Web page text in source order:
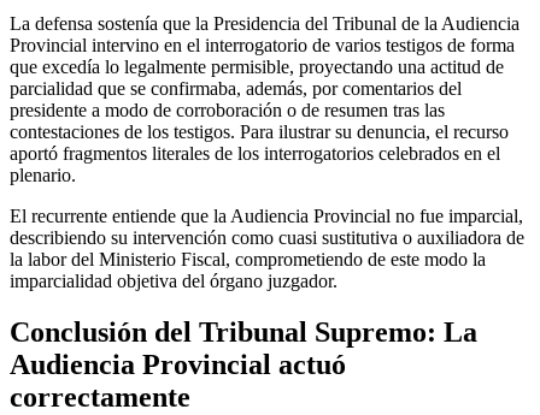
La defensa sostenía que la Presidencia del Tribunal de la Audiencia
Provincial intervino en el interrogatorio de varios testigos de forma
que excedía lo legalmente permisible, proyectando una actitud de
parcialidad que se confirmaba, además, por comentarios del
presidente a modo de corroboración o de resumen tras las
contestaciones de los testigos. Para ilustrar su denuncia, el recurso
aportó fragmentos literales de los interrogatorios celebrados en el
plenario.
El recurrente entiende que la Audiencia Provincial no fue imparcial,
describiendo su intervención como cuasi sustitutiva o auxiliadora de
la labor del Ministerio Fiscal, comprometiendo de este modo la
imparcialidad objetiva del órgano juzgador.
Conclusión del Tribunal Supremo: La
Audiencia Provincial actuó
correctamente